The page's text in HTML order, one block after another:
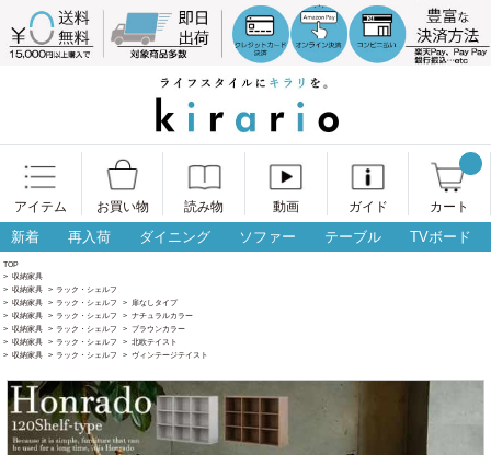
アイテム お買い物 読み物 動画 ガイド カート
新着 再入荷 ダイニング ソファー テーブル TVボード
TOP
> 収納家具
> 収納家具 > ラック・シェルフ
> 収納家具 > ラック・シェルフ > 扉なしタイプ
> 収納家具 > ラック・シェルフ > ナチュラルカラー
> 収納家具 > ラック・シェルフ > ブラウンカラー
> 収納家具 > ラック・シェルフ > 北欧テイスト
> 収納家具 > ラック・シェルフ > ヴィンテージテイスト